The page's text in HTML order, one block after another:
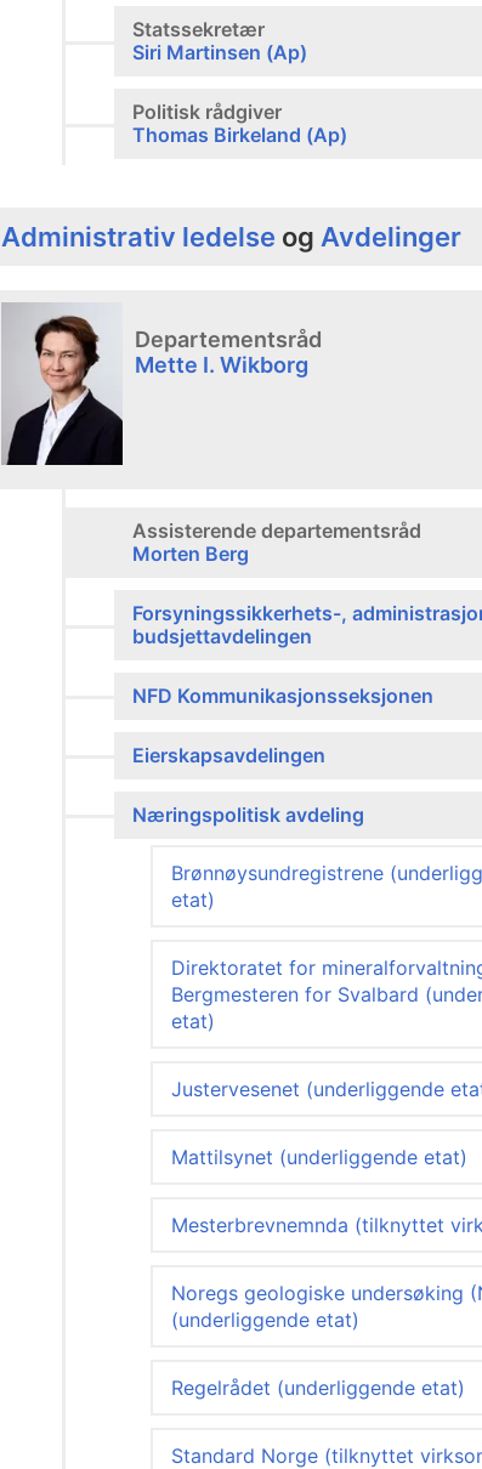
Statssekretær
Siri Martinsen (Ap)
Politisk rådgiver
Thomas Birkeland (Ap)
Administrativ ledelse og Avdelinger
Departementsråd
Mette I. Wikborg
Assisterende departementsråd
Morten Berg
Forsyningssikkerhets-,
budsjettavdelingen
NFD Kommunikasjonsseksjonen
Eierskapsavdelingen
Næringspolitisk avdeling
Brønnøysundregistrene
etat)
Direktoratet for
Bergmesteren for Svalbard
etat)
Justervesenet (underliggende
Mattilsynet (underliggende etat)
Mesterbrevnemnda (tilknyttet
Noregs geologiske undersøking
(underliggende etat)
Regelrådet (underliggende etat)
Standard Norge (tilknyttet